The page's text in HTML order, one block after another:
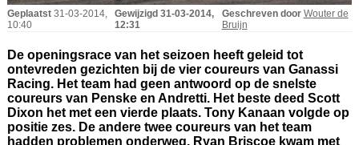
Geplaatst 31-03-2014,
10:40
Gewijzigd 31-03-2014,
12:31
Geschreven door Wouter de
Bruijn
De openingsrace van het seizoen heeft geleid tot
ontevreden gezichten bij de vier coureurs van Ganassi
Racing. Het team had geen antwoord op de snelste
coureurs van Penske en Andretti. Het beste deed Scott
Dixon het met een vierde plaats. Tony Kanaan volgde op
positie zes. De andere twee coureurs van het team
hadden problemen onderweg. Ryan Briscoe kwam met